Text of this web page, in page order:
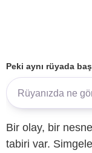
Peki aynı rüyada
Bir olay, bir
tabiri var.